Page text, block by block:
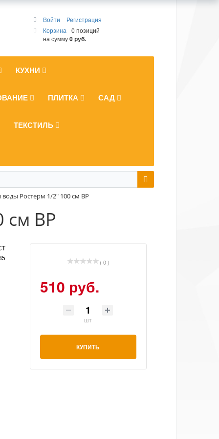
Войти
Регистрация
Корзина
0 позиций
на сумму0 руб.
КУХНИ
ПЛИТКА САД
ТЕКСТИЛЬ
воды Ростерм 1/2" 100 см ВР
см ВР
( 0 )
510 руб.
шт
КУПИТЬ